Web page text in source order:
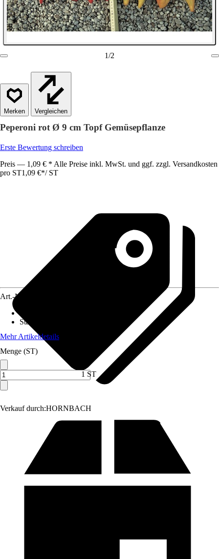
1/2
Vergleichen
Peperoni rot Ø 9 cm Topf Gemüsepflanze
Erste Bewertung schreiben
Preis — 1,09 € * Alle Preise inkl. MwSt. und ggf. zzgl. Versandkosten
pro ST1,09 €*/ ST
Verkauf durch:HORNBACH
Art.-Nr.
Standort
Mehr Artikeldetails
Menge (ST)
1 ST